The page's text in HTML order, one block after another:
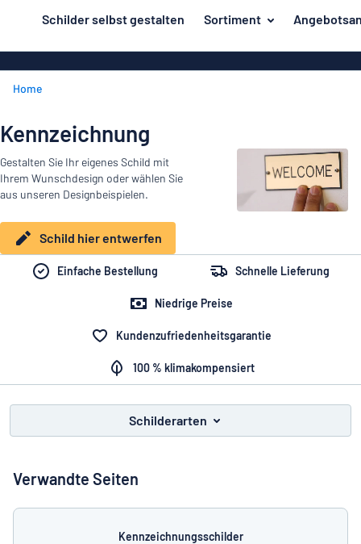
springen
Schilder selbst gestalten Sortiment
Material
Branche
Haus und Heim
Büro und Arbeitsplatz
Verkehr und Fahrzeuge
Aufkleber
Unsere
Bestseller
Herstellung
Material
Branche
Haus
Alle Kategorien anzeigen
Kundenservice
zum
entwerfen
Home
Kennzeichnung
Gestalten Sie Ihr eigenes Schild mit
Ihrem Wunschdesign oder wählen Sie
aus unseren Designbeispielen.
Schild hier entwerfen
Einfache Bestellung Schnelle Lieferung
Niedrige Preise
Kundenzufriedenheitsgarantie
100 % klimakompensiert
Schilderarten
Verwandte Seiten
Kennzeichnungsschilder